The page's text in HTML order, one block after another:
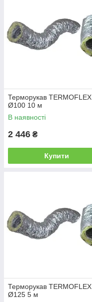
Терморукав TERMOFLEX
Ø100 10 м
В наявності
2 446 ₴
Купити
Терморукав TERMOFLEX
Ø125 5 м